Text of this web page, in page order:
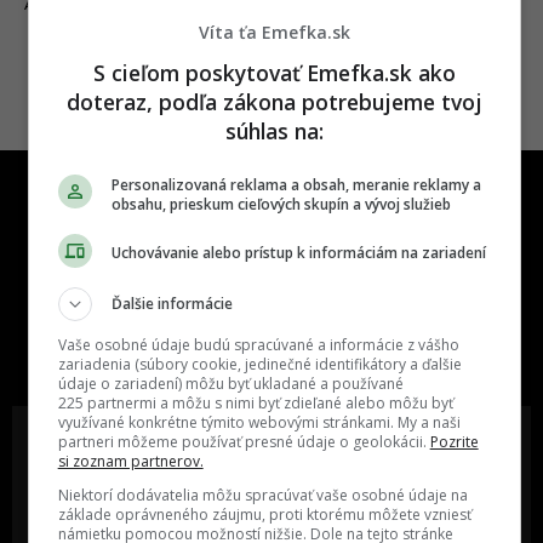
AUTO/MOTO
One time najzábavnejšie miesto na
slovenskom internete, next time
najzabávnejšie miesto na svete
Oslov reklamou viac ako milión
ľudí v rôznych vekových
kategóriách a na rôznych
Vieš o niečom zaujímavom alebo
poznáš niekoho, o kom by sme
mali určite napísať?
Víta ťa Emefka.sk
S cieľom poskytovať Emefka.sk ako
doteraz, podľa zákona potrebujeme tvoj
súhlas na:
Personalizovaná reklama a obsah, meranie reklamy a
obsahu, prieskum cieľových skupín a vývoj služieb
Uchovávanie alebo prístup k informáciám na zariadení
Ďalšie informácie
Vaše osobné údaje budú spracúvané a informácie z vášho
zariadenia (súbory cookie, jedinečné identifikátory a ďalšie
údaje o zariadení) môžu byť ukladané a používané
225 partnermi a môžu s nimi byť zdieľané alebo môžu byť
využívané konkrétne týmito webovými stránkami. My a naši
partneri môžeme používať presné údaje o geolokácii. Pozrite
si zoznam partnerov.
Niektorí dodávatelia môžu spracúvať vaše osobné údaje na
základe oprávneného záujmu, proti ktorému môžete vzniesť
námietku pomocou možností nižšie. Dole na tejto stránke